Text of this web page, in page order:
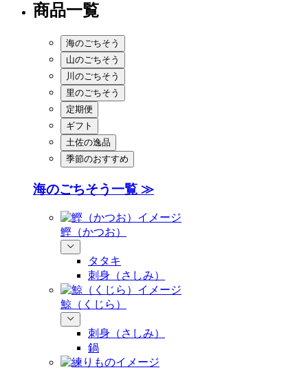
商品一覧
海のごちそう
山のごちそう
川のごちそう
里のごちそう
定期便
ギフト
土佐の逸品
季節のおすすめ
海のごちそう一覧 ≫
鰹（かつお）
タタキ
刺身（さしみ）
鯨（くじら）
刺身（さしみ）
鍋